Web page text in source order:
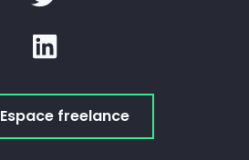
Espace freelance